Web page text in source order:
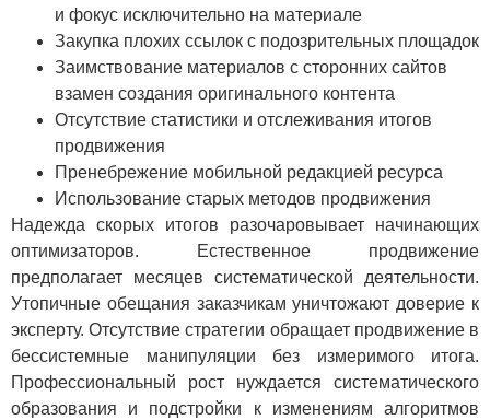
и фокус исключительно на материале
Закупка плохих ссылок с подозрительных площадок
Заимствование материалов с сторонних сайтов
взамен создания оригинального контента
Отсутствие статистики и отслеживания итогов
продвижения
Пренебрежение мобильной редакцией ресурса
Использование старых методов продвижения
Надежда скорых итогов разочаровывает начинающих
оптимизаторов. Естественное продвижение
предполагает месяцев систематической деятельности.
Утопичные обещания заказчикам уничтожают доверие к
эксперту. Отсутствие стратегии обращает продвижение в
бессистемные манипуляции без измеримого итога.
Профессиональный рост нуждается систематического
образования и подстройки к изменениям алгоритмов